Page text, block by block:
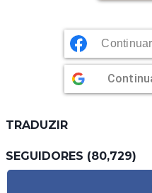
TRADUZIR
SEGUIDORES (80,729)